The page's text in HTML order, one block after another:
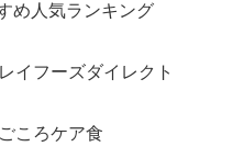
め人気ランキング
フーズダイレクト
ころケア食